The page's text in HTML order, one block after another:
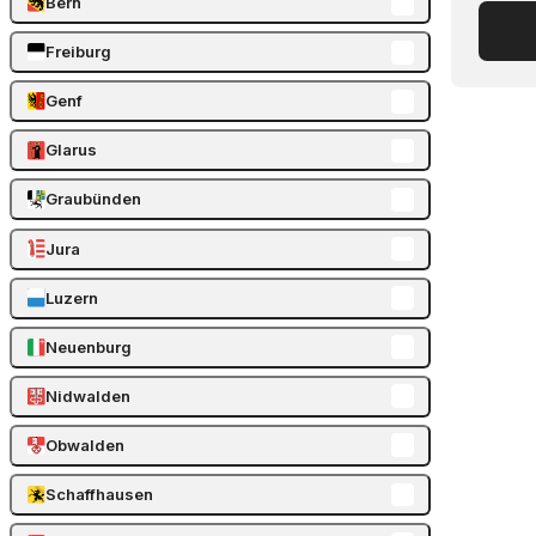
Freiburg
Genf
Glarus
Graubünden
Jura
Luzern
Neuenburg
Nidwalden
Obwalden
Schaffhausen